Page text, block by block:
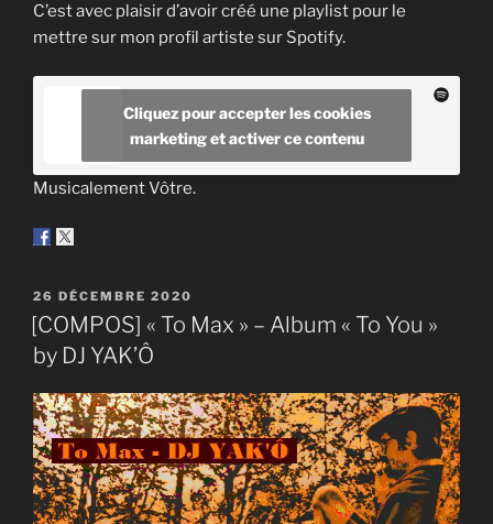
C’est avec plaisir d’avoir créé une playlist pour le
mettre sur mon profil artiste sur Spotify.
Cliquez pour accepter les cookies
marketing et activer ce contenu
Musicalement Vôtre.
PUBLIÉ
LE
26 DÉCEMBRE 2020
[COMPOS] « To Max » – Album « To You »
by DJ YAK’Ô